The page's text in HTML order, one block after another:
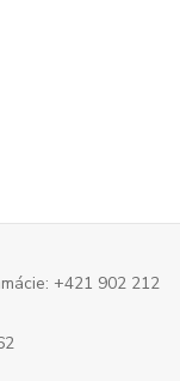
+421 902 212